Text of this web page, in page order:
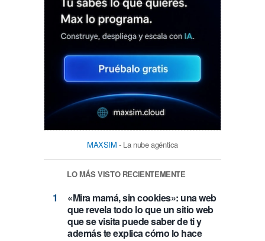
MAXSIM - La nube agéntica
LO MÁS VISTO RECIENTEMENTE
«Mira mamá, sin cookies»: una web
que revela todo lo que un sitio web
que se visita puede saber de ti y
además te explica cómo lo hace